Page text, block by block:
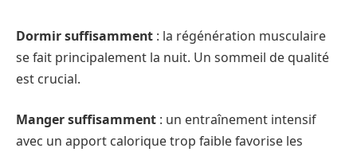
Dormir suffisamment : la régénération musculaire
se fait principalement la nuit. Un sommeil de qualité
est crucial.
Manger suffisamment : un entraînement intensif
avec un apport calorique trop faible favorise les